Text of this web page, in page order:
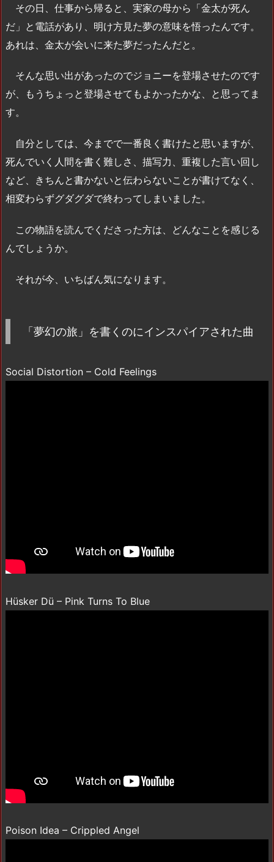
その日、仕事から帰ると、実家の母から「金太が死ん
だ」と電話があり、明け方見た夢の意味を悟ったんです。
あれは、金太が会いに来た夢だったんだと。
そんな思い出があったのでジョニーを登場させたのです
が、もうちょっと登場させてもよかったかな、と思ってま
す。
自分としては、今までで一番良く書けたと思いますが、
死んでいく人間を書く難しさ、描写力、重複した言い回し
など、きちんと書かないと伝わらないことが書けてなく、
相変わらずグダグダで終わってしまいました。
この物語を読んでくださった方は、どんなことを感じる
んでしょうか。
それが今、いちばん気になります。
「夢幻の旅」を書くのにインスパイアされた曲
Social Distortion – Cold Feelings
Hüsker Dü – Pink Turns To Blue
Poison Idea – Crippled Angel